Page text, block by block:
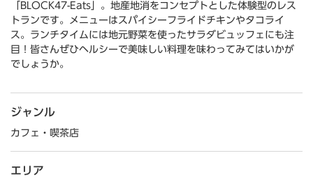
「BLOCK47-Eats」。地産地消をコンセプトとした体験型のレス
トランです。メニューはスパイシーフライドチキンやタコライ
ス。ランチタイムには地元野菜を使ったサラダビュッフェにも注
目！皆さんぜひヘルシーで美味しい料理を味わってみてはいかが
でしょうか。
ジャンル
カフェ・喫茶店
エリア